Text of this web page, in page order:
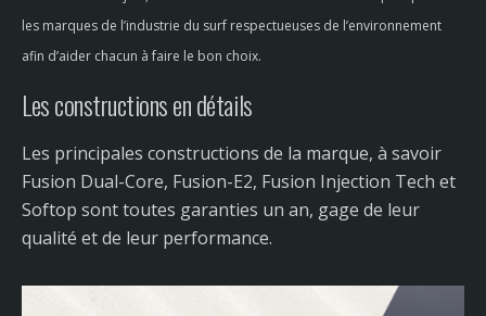
les marques de l’industrie du surf respectueuses de l’environnement
afin d’aider chacun à faire le bon choix.
Les constructions en détails
Les principales constructions de la marque, à savoir
Fusion Dual-Core, Fusion-E2, Fusion Injection Tech et
Softop sont toutes garanties un an, gage de leur
qualité et de leur performance.